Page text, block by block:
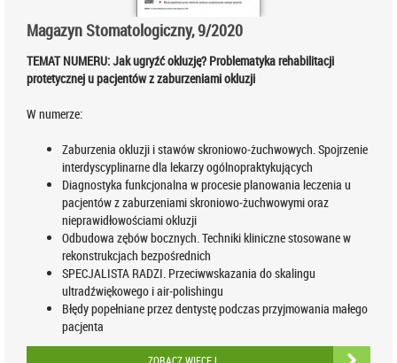
Magazyn Stomatologiczny, 9/2020
TEMAT NUMERU: Jak ugryźć okluzję? Problematyka rehabilitacji
protetycznej u pacjentów z zaburzeniami okluzji
W numerze:
Zaburzenia okluzji i stawów skroniowo‑żuchwowych. Spojrzenie
interdyscyplinarne dla lekarzy ogólnopraktykujących
Diagnostyka funkcjonalna w procesie planowania leczenia u
pacjentów z zaburzeniami skroniowo‑żuchwowymi oraz
nieprawidłowościami okluzji
Odbudowa zębów bocznych. Techniki kliniczne stosowane w
rekonstrukcjach bezpośrednich
SPECJALISTA RADZI. Przeciwwskazania do skalingu
ultradźwiękowego i air‑polishingu
Błędy popełniane przez dentystę podczas przyjmowania małego
pacjenta